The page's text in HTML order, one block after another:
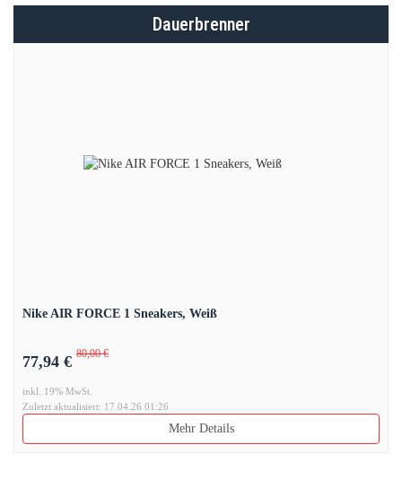
Dauerbrenner
Nike AIR FORCE 1 Sneakers, Weiß
77,94 € 80,00 €
inkl. 19% MwSt.
Zuletzt aktualisiert: 17.04.26 01:26
Mehr Details